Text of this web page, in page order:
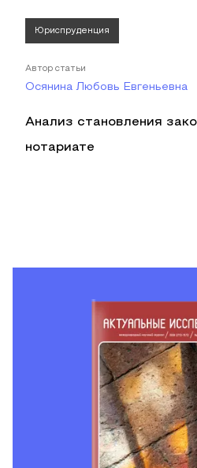
Юриспруденция
Автор статьи
Осянина Любовь Евгеньевна
Анализ становления
нотариате